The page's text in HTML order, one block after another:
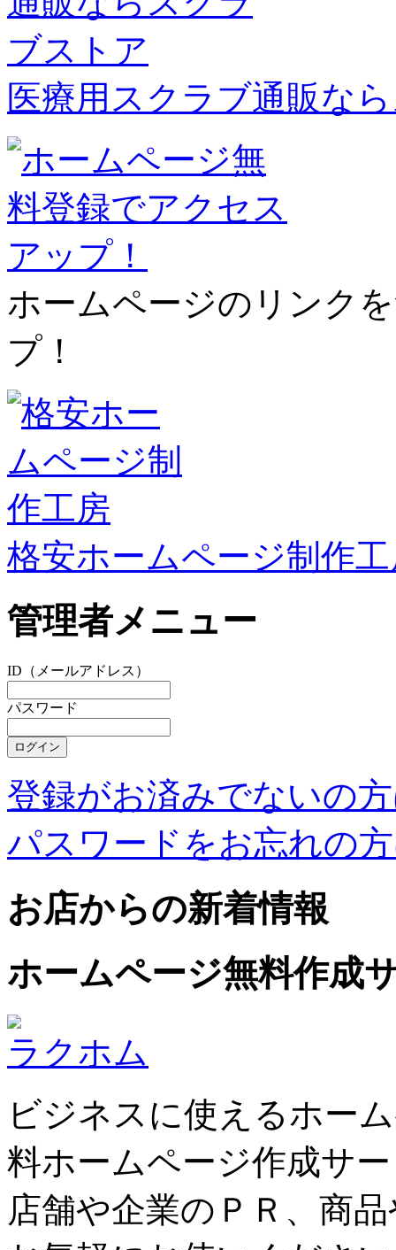
医療用スクラブ通販な
ホームページのリンク
プ！
格安ホームページ制作
管理者メニュー
ID（メールアドレス）
パスワード
登録がお済みでないの
パスワードをお忘れの
お店からの新着情報
ホームページ無料作成
ラクホム
ビジネスに使えるホー
料ホームページ作成サ
店舗や企業のＰＲ、商